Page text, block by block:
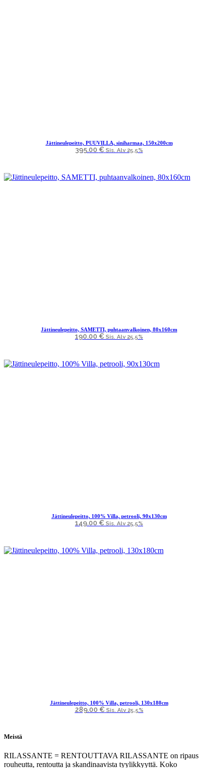
Jättineulepeitto, PUUVILLA, siniharmaa, 150x200cm
395.00 € Sis. Alv 25,5%
Jättineulepeitto, SAMETTI, puhtaanvalkoinen, 80x160cm
190.00 € Sis. Alv 25,5%
Jättineulepeitto, 100% Villa, petrooli, 90x130cm
149.00 € Sis. Alv 25,5%
Jättineulepeitto, 100% Villa, petrooli, 130x180cm
289.00 € Sis. Alv 25,5%
Meistä
RILASSANTE = RENTOUTTAVA RILASSANTE on ripaus
rouheutta, rentoutta ja skandinaavista tyylikkyyttä. Koko